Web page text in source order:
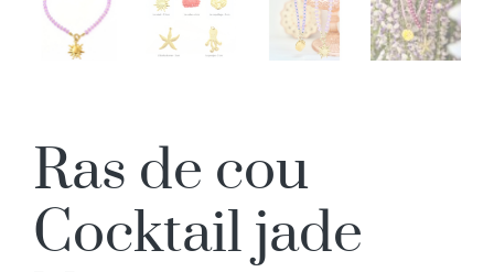
Ras de cou
Cocktail jade